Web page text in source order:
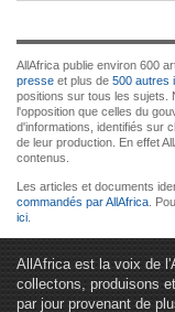
AllAfrica publie environ 600
presse et plus de 500 autres
positions sur tous les sujets.
l'opposition que celles du
d'informations, identifiés sur
de leur production. En effet
contenus.
Les articles et documents
commandés par AllAfrica .
ici
AllAfrica est la voix de
collectons, produisons
par jour provenant de